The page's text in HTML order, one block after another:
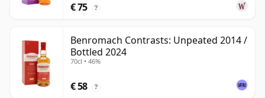
€ 75 ?
Benromach Contrasts: Unpeated 2014 /
Bottled 2024
70cl • 46%
€ 58 ?